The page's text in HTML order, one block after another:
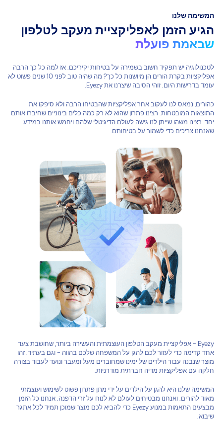
המשימה שלנו
הגיע הזמן לאפליקציית מעקב לטלפון
שבאמת פועלת
לטכנולוגיה יש תפקיד חשוב בשמירה על בטיחות יקיריכם. אז למה כל כך הרבה
אפליקציות בקרת הורים הן מיושנות כל כך? מה שהיה טוב לפני 10 שנים פשוט לא
עומד בדרישות היום. זוהי הסיבה שיצרנו את Eyezy.
כהורים, נמאס לנו לעקוב אחר אפליקציות שהבטיחו הרבה ולא סיפקו את
התוצאות המובטחות. רצינו פתרון שהוא לא רק כמה כלים בינוניים שחיברו אותם
יחד. רצינו משהו שייתן לנו גישה לעולם הדיגיטלי שלהם ויחמש אותנו במידע
שאנחנו צריכים כדי לשמור על בטיחותם.
Eyezy - אפליקציית מעקב הטלפון העוצמתית והעשירה ביותר, שחושבת צעד
אחד קדימה כדי לעזור לכם להגן על המשפחה שלכם בהווה - וגם בעתיד. זהו
מוצר שנבנה עבור הילדים של ימינו שמחוברים מעל ומעבר ונועד לעבוד בצורה
חלקה עם אפליקציות מדיה חברתית מודרניות.
המשימה שלנו היא להגן על הילדים על ידי מתן פתרון פשוט לשימוש ועוצמתי
מאוד להורים. ואנחנו מבטיחים לעולם לא לנוח על זרי הדפנה. אנחנו כל הזמן
מבצעים התאמות במנוע Eyezy כדי להביא לכם מוצר שמוכן תמיד לכל אתגר
שיבוא.